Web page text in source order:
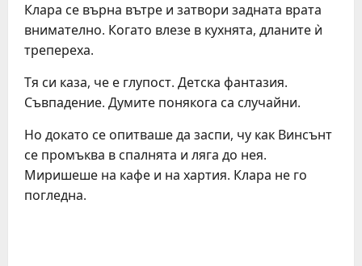
Клара се върна вътре и затвори задната врата
внимателно. Когато влезе в кухнята, дланите ѝ
трепереха.
Тя си каза, че е глупост. Детска фантазия.
Съвпадение. Думите понякога са случайни.
Но докато се опитваше да заспи, чу как Винсънт
се промъква в спалнята и ляга до нея.
Миришеше на кафе и на хартия. Клара не го
погледна.